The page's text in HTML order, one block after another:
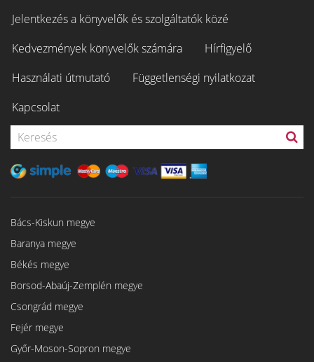
Jelentkezés a könyvelők és szolgáltatók közé
Kedvezmények könyvelők számára
Hírfigyelő
Használati útmutató
Függetlenségi nyilatkozat
Kapcsolat
Bács-Kiskun megye
Baranya megye
Békés megye
Borsod-Abaúj-Zemplén megye
Csongrád megye
Fejér megye
Győr-Moson-Sopron megye